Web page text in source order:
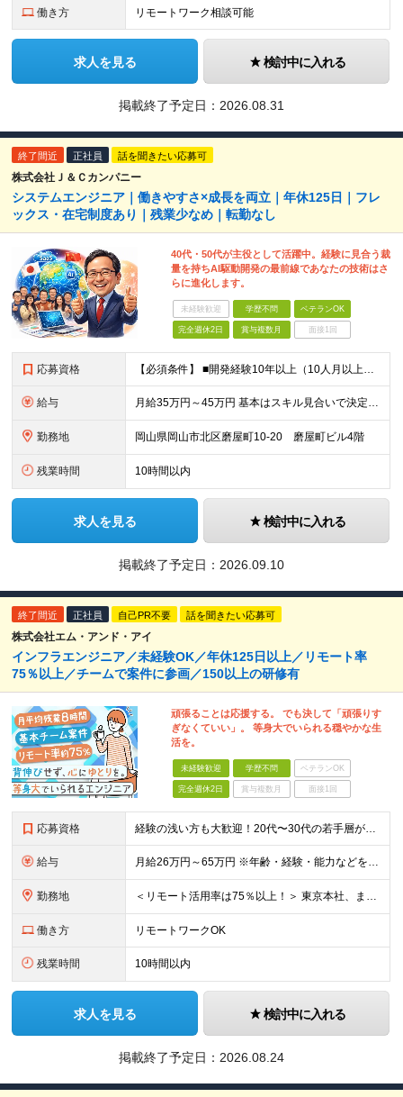
働き方 リモートワーク相談可能
求人を見る 検討中に入れる
掲載終了予定日： 2026.08.31
終了間近 正社員 話を聞きたい応募可
株式会社Ｊ＆Ｃカンパニー
システムエンジニア｜働きやすさ×成長を両立｜年休125日｜フレ
ックス・在宅制度あり｜残業少なめ｜転勤なし
40代・50代が主役として活躍中。経験に見合う裁
量を持ちAI駆動開発の最前線であなたの技術はさ
らに進化します。
未経験歓迎 学歴不問 ベテランOK
完全週休2日 賞与複数月 面接1回
応募資格 【必須条件】 ■開発経験10年以上（10人月以上、5名以上の体制での経験あり） ■要件定義～上流設計までの経験 ■Web系、フロントエンド、バックエンド共に開発経験あり ■フレームワーク、製品パッケー
給与 月給35万円～45万円 基本はスキル見合いで決定します。 まずはご経験をお聞かせください。
勤務地 岡山県岡山市北区磨屋町10-20 磨屋町ビル4階
残業時間 10時間以内
求人を見る 検討中に入れる
掲載終了予定日： 2026.09.10
終了間近 正社員 自己PR不要 話を聞きたい応募可
株式会社エム・アンド・アイ
インフラエンジニア／未経験OK／年休125日以上／リモート率
75％以上／チームで案件に参画／150以上の研修有
頑張ることは応援する。 でも決して「頑張りす
ぎなくていい」。 等身大でいられる穏やかな生
活を。
未経験歓迎 学歴不問 ベテランOK
完全週休2日 賞与複数月 面接1回
応募資格 経験の浅い方も大歓迎！20代〜30代の若手層が活躍できる環境です。 ◎学歴不問 ◎未経験OK ＼このような方にオススメです／ ◎常に成長を求められる環境に少し疲れてしまった方 ◎会社からの過度なプ
給与 月給26万円～65万円 ※年齢・経験・能力などを十分に考慮の上、当社規定により決定いたします。 （経験者の場合、前職給与や希望を面談でしっかりお伺いし、お互いに納得のいく形で決定します） ・いずれも固
勤務地 ＜リモート活用率は75％以上！＞ 東京本社、または東京都・神奈川県・千葉県・埼玉県などの 首都圏の各プロジェクト先。 そのほか、北海道・新潟・茨城・大阪・福岡などの案件もございます。 ※勤務地はご
働き方 リモートワークOK
残業時間 10時間以内
求人を見る 検討中に入れる
掲載終了予定日： 2026.08.24